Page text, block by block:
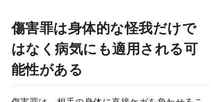
傷害罪は身体的な怪我だけで
はなく病気にも適用される可
能性がある